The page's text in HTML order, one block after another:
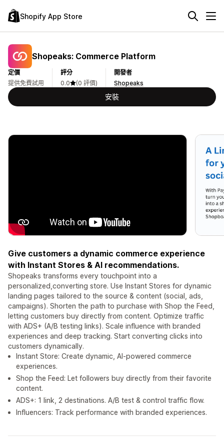
Shopify App Store
Shopeaks: Commerce Platform
定價
提供免費試用
評分
0.0
(0 評價)
開發者
Shopeaks
安裝
Give customers a dynamic commerce experience
with Instant Stores & AI recommendations.
Shopeaks transforms every touchpoint into a
personalized,converting store. Use Instant Stores for dynamic
landing pages tailored to the source & content (social, ads,
campaigns). Shorten the path to purchase with Shop the Feed,
letting customers buy directly from content. Optimize traffic
with ADS+ (A/B testing links). Scale influence with branded
experiences and deep tracking. Start converting clicks into
customers dynamically.
Instant Store: Create dynamic, AI-powered commerce
experiences.
Shop the Feed: Let followers buy directly from their favorite
content.
ADS+: 1 link, 2 destinations. A/B test & control traffic flow.
Influencers: Track performance with branded experiences.